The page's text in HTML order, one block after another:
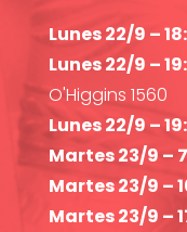
Lunes 22/9 –
Lunes 22/9 –
O'Higgins 1560
Lunes 22/9 –
Martes 23/9 –
Martes 23/9 –
Martes 23/9 –